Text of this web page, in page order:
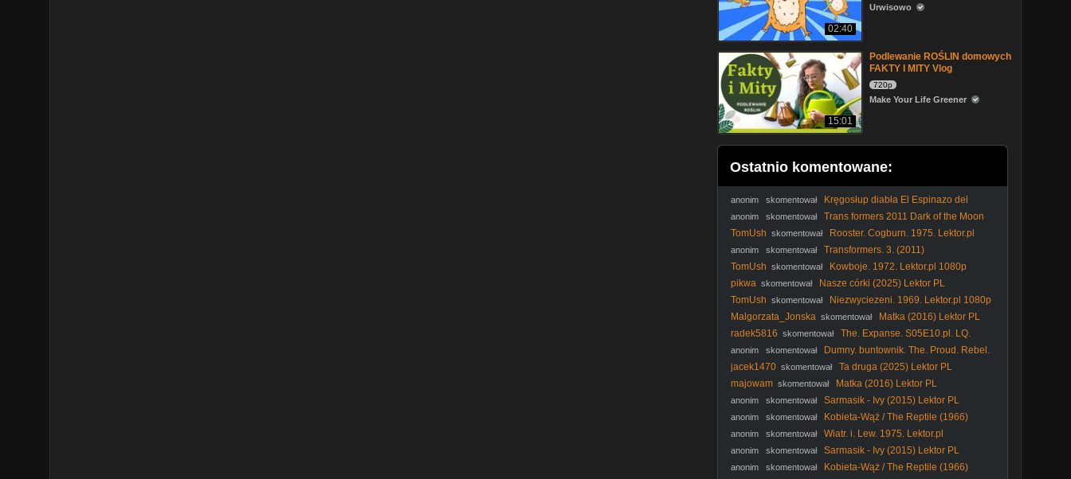
02:40
Urwisowo
15:01
Podlewanie ROŚLIN domowych
FAKTY I MITY Vlog
720p
Make Your Life Greener
Ostatnio komentowane:
anonim skomentował
Kręgosłup diabła El Espinazo del
diablo (2001) - Film
anonim skomentował
Trans formers 2011 Dark of the Moon
TomUsh skomentował
Rooster. Cogburn. 1975. Lektor.pl
1080p
anonim skomentował
Transformers. 3. (2011)
TomUsh skomentował
Kowboje. 1972. Lektor.pl 1080p
pikwa skomentował
Nasze córki (2025) Lektor PL
TomUsh skomentował
Niezwyciezeni. 1969. Lektor.pl 1080p
Malgorzata_Jonska skomentował
Matka (2016) Lektor PL
radek5816 skomentował
The. Expanse. S05E10.pl. LQ.
HEVC
anonim skomentował
Dumny. buntownik. The. Proud. Rebel.
1958. Lektor.pl.AI
jacek1470 skomentował
Ta druga (2025) Lektor PL
majowam skomentował Matka (2016) Lektor PL
anonim skomentował Sarmasik - Ivy (2015) Lektor PL
anonim skomentował
Kobieta-Wąż / The Reptile (1966)
[Lektor PL]
anonim skomentował Wiatr. i. Lew. 1975. Lektor.pl
anonim skomentował Sarmasik - Ivy (2015) Lektor PL
anonim skomentował
Kobieta-Wąż / The Reptile (1966)